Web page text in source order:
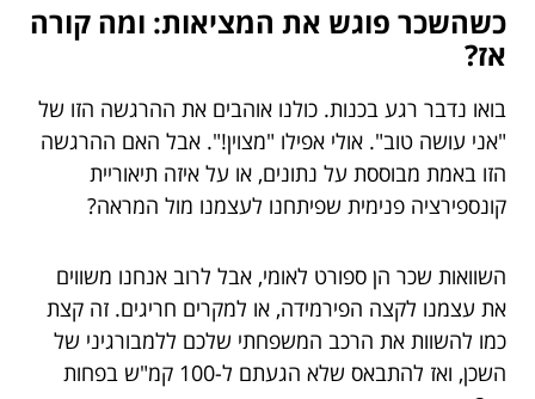
כשהשכר פוגש את המציאות: ומה קורה
אז?
בואו נדבר רגע בכנות. כולנו אוהבים את ההרגשה הזו של
"אני עושה טוב". אולי אפילו "מצוין!". אבל האם ההרגשה
הזו באמת מבוססת על נתונים, או על איזה תיאוריית
קונספירציה פנימית שפיתחנו לעצמנו מול המראה?
השוואות שכר הן ספורט לאומי, אבל לרוב אנחנו משווים
את עצמנו לקצה הפירמידה, או למקרים חריגים. זה קצת
כמו להשוות את הרכב המשפחתי שלכם ללמבורגיני של
השכן, ואז להתבאס שלא הגעתם ל-100 קמ"ש בפחות